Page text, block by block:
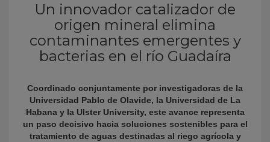
Un innovador catalizador de
origen mineral elimina
contaminantes emergentes y
bacterias en el río Guadaíra
Coordinado conjuntamente por investigadoras de la
Universidad Pablo de Olavide, la Universidad de La
Habana y la Ulster University, este avance representa
un paso decisivo hacia soluciones sostenibles para el
tratamiento de aguas destinadas al riego agrícola y